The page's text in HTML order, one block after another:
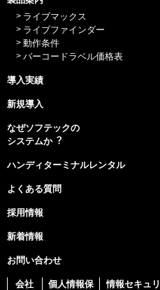
ライブマックス
ライブファインダー
動作条件
バーコードラベル価格表
導入実績
新規導入
なぜソフテックの
システムか︖
ハンディターミナルレンタル
よくある質問
採用情報
新着情報
お問い合わせ
会社 個人情報保 情報セキュリ